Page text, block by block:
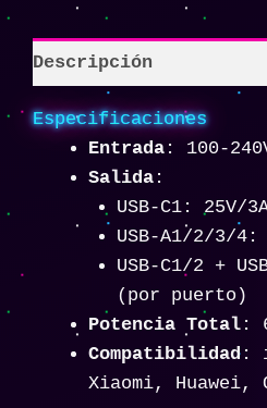
Descripción
Especificaciones
Entrada : 100-
Salida :
USB-C1: 25V/
USB-A1/2/3/
USB-C1/2 +
(por puerto)
Potencia Total :
Compatibilidad :
Xiaomi, Huawei,